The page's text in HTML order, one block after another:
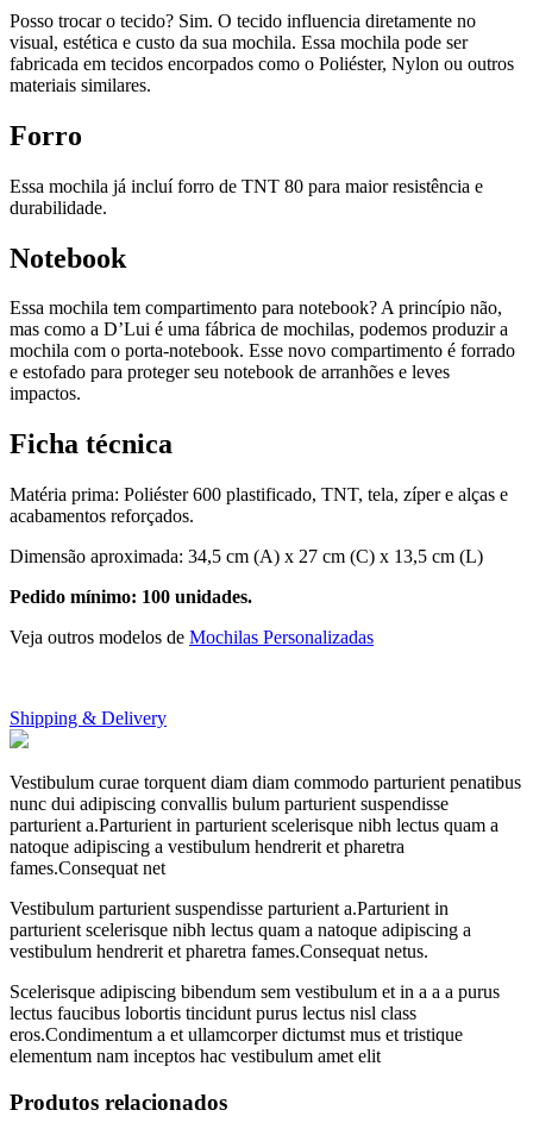
Posso trocar o tecido? Sim. O tecido influencia diretamente no
visual, estética e custo da sua mochila. Essa mochila pode ser
fabricada em tecidos encorpados como o Poliéster, Nylon ou outros
materiais similares.
Forro
Essa mochila já incluí forro de TNT 80 para maior resistência e
durabilidade.
Notebook
Essa mochila tem compartimento para notebook? A princípio não,
mas como a D’Lui é uma fábrica de mochilas, podemos produzir a
mochila com o porta-notebook. Esse novo compartimento é forrado
e estofado para proteger seu notebook de arranhões e leves
impactos.
Ficha técnica
Matéria prima: Poliéster 600 plastificado, TNT, tela, zíper e alças e
acabamentos reforçados.
Dimensão aproximada: 34,5 cm (A) x 27 cm (C) x 13,5 cm (L)
Pedido mínimo: 100 unidades.
Veja outros modelos de Mochilas Personalizadas
Shipping & Delivery
Vestibulum curae torquent diam diam commodo parturient penatibus
nunc dui adipiscing convallis bulum parturient suspendisse
parturient a.Parturient in parturient scelerisque nibh lectus quam a
natoque adipiscing a vestibulum hendrerit et pharetra
fames.Consequat net
Vestibulum parturient suspendisse parturient a.Parturient in
parturient scelerisque nibh lectus quam a natoque adipiscing a
vestibulum hendrerit et pharetra fames.Consequat netus.
Scelerisque adipiscing bibendum sem vestibulum et in a a a purus
lectus faucibus lobortis tincidunt purus lectus nisl class
eros.Condimentum a et ullamcorper dictumst mus et tristique
elementum nam inceptos hac vestibulum amet elit
Produtos relacionados